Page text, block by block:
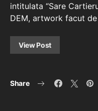
intitulata “Sare
DEM, artwork facut
View Post
Share